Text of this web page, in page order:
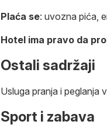
Plaća se: uvozna pića,
Hotel ima pravo da
Ostali sadržaji
Usluga pranja i peglanja
Sport i zabava